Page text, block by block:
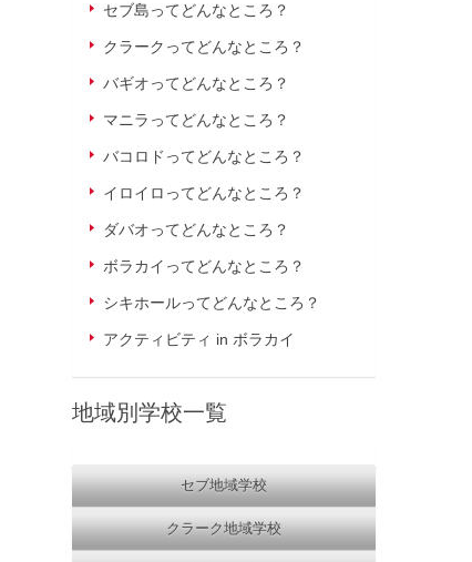
セブ島ってどんなところ？
クラークってどんなところ？
バギオってどんなところ？
マニラってどんなところ？
バコロドってどんなところ？
イロイロってどんなところ？
ダバオってどんなところ？
ボラカイってどんなところ？
シキホールってどんなところ？
アクティビティ in ボラカイ
地域別学校一覧
セブ地域学校
クラーク地域学校